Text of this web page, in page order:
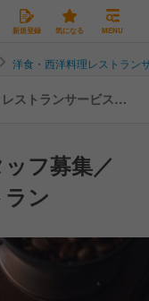
新規登録 気になる MENU
洋食・西洋料理レストラン
ストランサービス・
フ募集／
ン